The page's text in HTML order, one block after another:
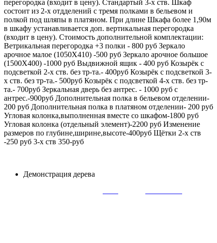
перегородка (входит в цену). Стандартый 3-х ств. Шкаф
состоит из 2-х отдделений с тремя полками в бельевом и
полкой под шляпы в платяном. При длине Шкафа более 1,90м
в шкафу устанавливается доп. вертикальная перегородка
(входит в цену). Стоимость дополнительной комплектации:
Ветрикальная перегородка +3 полки - 800 руб Зеркало
арочное малое (1050Х410) -500 руб Зеркало арочное большое
(1500Х400) -1000 руб Выдвижной ящик - 400 руб Козырёк с
подсветкой 2-х ств. без тр-та.- 400руб Козырёк с подсветкой 3-
х ств. без тр-та.- 500руб Козырёк с подсветкой 4-х ств. без тр-
та.- 700руб Зеркальная дверь без антрес. - 1000 руб с
антрес.-900руб Дополнительная полка в бельевом отделении-
200 руб Дополнительная полка в платяном отделении- 200 руб
Угловая колонка,выполненная вместе со шкафом-1800 руб
Угловая колонка (отдельный элемент)-2200 руб Изменение
размеров по глубине,ширине,высоте-400руб Щётки 2-х ств
-250 руб 3-х ств 350-руб
Демонстрация дерева